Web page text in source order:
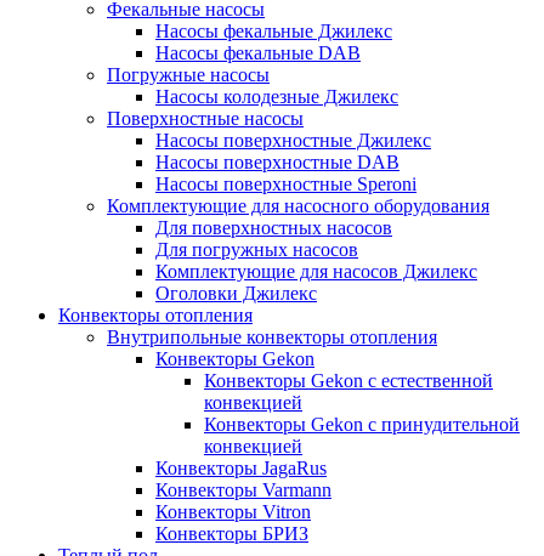
Фекальные насосы
Насосы фекальные Джилекс
Насосы фекальные DAB
Погружные насосы
Насосы колодезные Джилекс
Поверхностные насосы
Насосы поверхностные Джилекс
Насосы поверхностные DAB
Насосы поверхностные Speroni
Комплектующие для насосного оборудования
Для поверхностных насосов
Для погружных насосов
Комплектующие для насосов Джилекс
Оголовки Джилекс
Конвекторы отопления
Внутрипольные конвекторы отопления
Конвекторы Gekon
Конвекторы Gekon с естественной
конвекцией
Конвекторы Gekon с принудительной
конвекцией
Конвекторы JagaRus
Конвекторы Varmann
Конвекторы Vitron
Конвекторы БРИЗ